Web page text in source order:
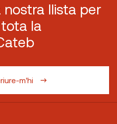
nostra llista per
la
m'hi